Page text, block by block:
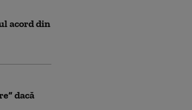
acord din
dacă